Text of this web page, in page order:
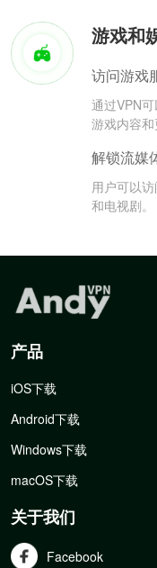
游戏和
访问游戏
通过VPN
游戏内容和
解锁流媒
用户可以
和电视剧。
产品
iOS下载
Android下载
Windows下载
macOS下载
关于我们
Facebook